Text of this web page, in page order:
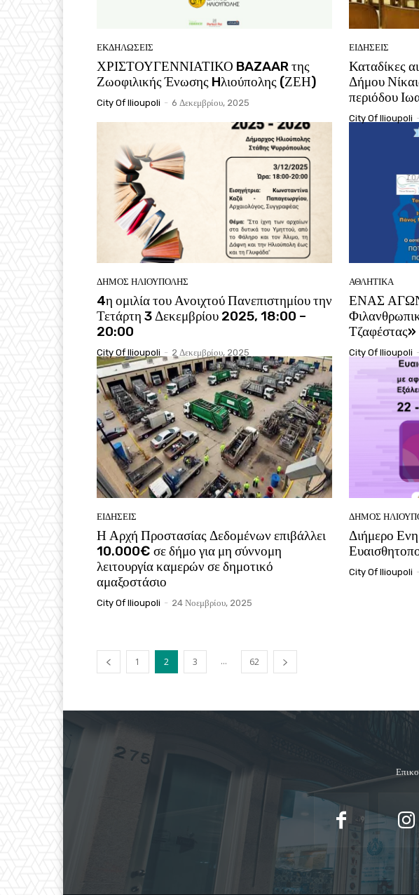
ΕΚΔΗΛΏΣΕΙΣ
ΧΡΙΣΤΟΥΓΕΝΝΙΑΤΙΚΟ BAZAAR της
Ζωοφιλικής Ένωσης Hλιούπολης (ΖΕΗ)
City Of Ilioupoli - 6 Δεκεμβρίου, 2025
ΕΙΔΉΣΕΙΣ
Καταδίκες
Δήμου
περιόδου
City Of Ilioupoli -
ΔΉΜΟΣ ΗΛΙΟΎΠΟΛΗΣ
4η ομιλία του Ανοιχτού Πανεπιστημίου την
Τετάρτη 3 Δεκεμβρίου 2025, 18:00 –
20:00
City Of Ilioupoli - 2 Δεκεμβρίου, 2025
ΑΘΛΗΤΙΚΆ
ΕΝΑΣ
Τζαφέστας»
City Of Ilioupoli -
ΕΙΔΉΣΕΙΣ
Η Αρχή Προστασίας Δεδομένων επιβάλλει
10.000€ σε δήμο για μη σύννομη
λειτουργία καμερών σε δημοτικό
αμαξοστάσιο
City Of Ilioupoli - 24 Νοεμβρίου, 2025
ΔΉΜΟΣ
Διήμερο
City Of Ilioupoli -
1 2 3 ... 62